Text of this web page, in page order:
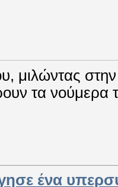
μιλώντας
τα νούμερα
ένα